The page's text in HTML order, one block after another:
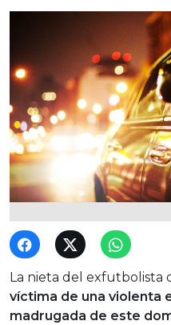
La nieta del exfutbolista
víctima de una violenta
madrugada de este